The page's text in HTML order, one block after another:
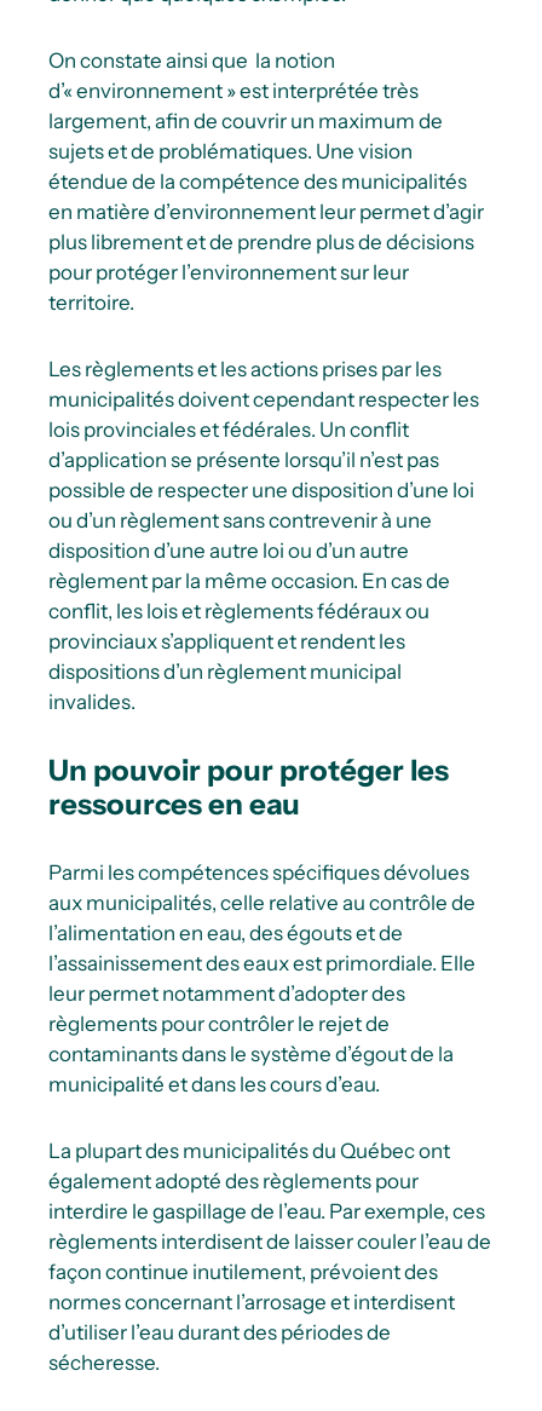
On constate ainsi que la notion
d’« environnement » est interprétée très
largement, afin de couvrir un maximum de
sujets et de problématiques. Une vision
étendue de la compétence des municipalités
en matière d’environnement leur permet d’agir
plus librement et de prendre plus de décisions
pour protéger l’environnement sur leur
territoire.
Les règlements et les actions prises par les
municipalités doivent cependant respecter les
lois provinciales et fédérales. Un conflit
d’application se présente lorsqu’il n’est pas
possible de respecter une disposition d’une loi
ou d’un règlement sans contrevenir à une
disposition d’une autre loi ou d’un autre
règlement par la même occasion. En cas de
conflit, les lois et règlements fédéraux ou
provinciaux s’appliquent et rendent les
dispositions d’un règlement municipal
invalides.
Un pouvoir pour protéger les
ressources en eau
Parmi les compétences spécifiques dévolues
aux municipalités, celle relative au contrôle de
l’alimentation en eau, des égouts et de
l’assainissement des eaux est primordiale. Elle
leur permet notamment d’adopter des
règlements pour contrôler le rejet de
contaminants dans le système d’égout de la
municipalité et dans les cours d’eau.
La plupart des municipalités du Québec ont
également adopté des règlements pour
interdire le gaspillage de l’eau. Par exemple, ces
règlements interdisent de laisser couler l’eau de
façon continue inutilement, prévoient des
normes concernant l’arrosage et interdisent
d’utiliser l’eau durant des périodes de
sécheresse.